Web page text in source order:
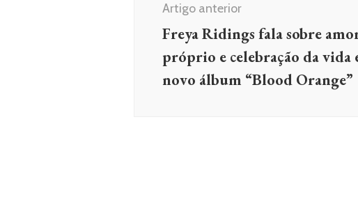
postArtigo anterior
Freya Ridings fala sobre
próprio e celebração da vida
novo álbum “Blood Orange”